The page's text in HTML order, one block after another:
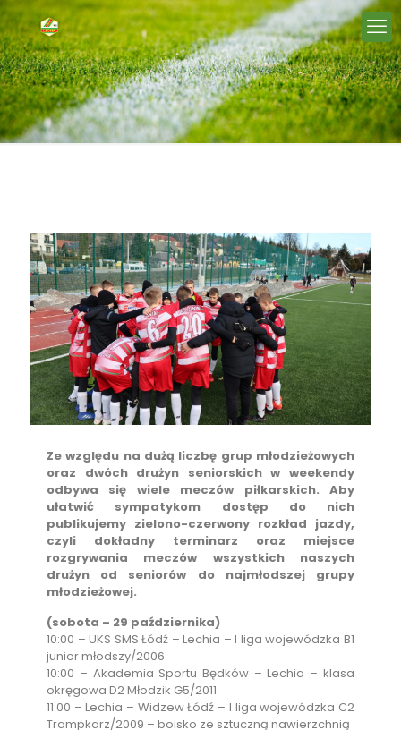
Ze względu na dużą liczbę grup młodzieżowych
oraz dwóch drużyn seniorskich w weekendy
odbywa się wiele meczów piłkarskich. Aby
ułatwić sympatykom dostęp do nich
publikujemy zielono-czerwony rozkład jazdy,
czyli dokładny terminarz oraz miejsce
rozgrywania meczów wszystkich naszych
drużyn od seniorów do najmłodszej grupy
młodzieżowej.
(sobota – 29 października)
10:00 – UKS SMS Łódź – Lechia – I liga wojewódzka B1
junior młodszy/2006
10:00 – Akademia Sportu Będków – Lechia – klasa
okręgowa D2 Młodzik G5/2011
11:00 – Lechia – Widzew Łódź – I liga wojewódzka C2
Trampkarz/2009 – boisko ze sztuczną nawierzchnią